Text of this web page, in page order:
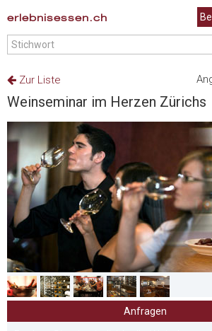
erlebnisessen.ch
Zur Liste
Weinseminar im Herzen Zürichs
Anfragen